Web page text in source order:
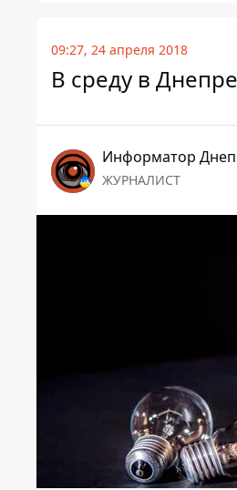
09:27, 24 апреля 2018
В среду в
Информатор
ЖУРНАЛИСТ